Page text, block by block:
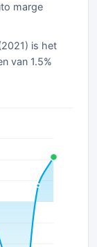
marge
is het
van 1.5%